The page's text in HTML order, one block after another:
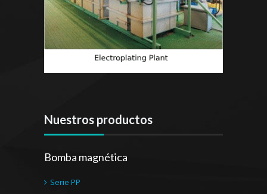
Nuestros productos
Bomba magnética
Serie PP